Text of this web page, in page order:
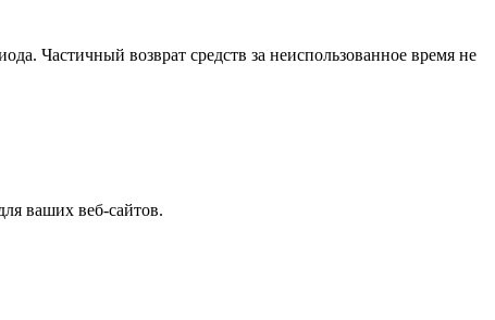
Частичный возврат средств за неиспользованное время не
ваших веб-сайтов.